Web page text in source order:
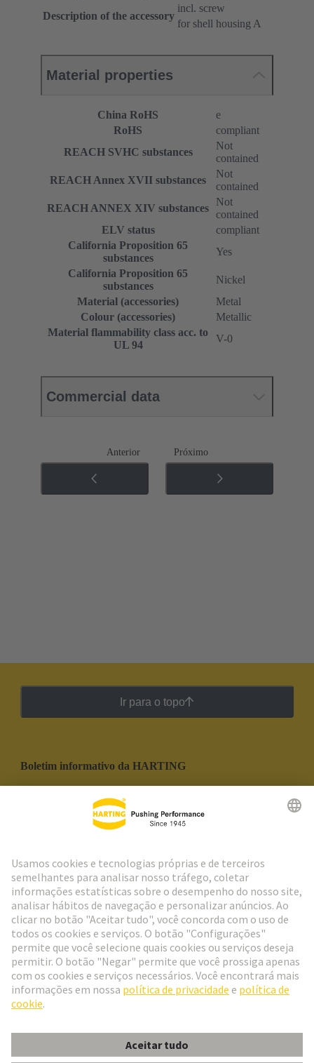
Description of the accessory
incl. screw
for shell housing A
Material properties
China RoHS
e
RoHS
compliant
REACH SVHC substances
Not
contained
REACH Annex XVII substances
Not
contained
REACH ANNEX XIV substances
Not
contained
ELV status
compliant
California Proposition 65
substances
Yes
California Proposition 65
substances
Nickel
Material (accessories)
Metal
Colour (accessories)
Metallic
Material flammability class acc. to
UL 94
V-0
Commercial data
Anterior Próximo
Ir para o topo
Boletim informativo da HARTING
Social Media
Portugal Português
© Grupo de Tecnologia HARTING